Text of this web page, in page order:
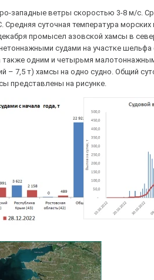
западные ветры скоростью 3-8 м/с.
Средняя суточная температура
промысел азовской хамсы в
судами на участке шельфа
одним и четырьмя
– 7,5 т) хамсы на одно судно. Общий
представлены на рисунке.